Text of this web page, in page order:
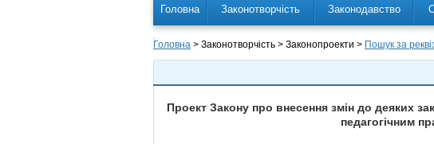
Головна Законотворчість Законодавство
Головна > Законотворчість > Законопроекти > Пошук за
Проект Закону про внесення змін до деяких
педагогічним